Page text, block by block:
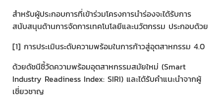
สำหรับผู้ประกอบการที่เข้าร่วมโครงการนำร่องจะได้รับการ
สนับสนุนด้านการจัดการเทคโนโลยีและนวัตกรรม ประกอบด้วย
[1] การประเมินระดับความพร้อมในการก้าวสู่อุตสาหกรรม 4.0
ด้วยดัชนีชี้วัดความพร้อมอุตสาหกรรมสมัยใหม่ (Smart
Industry Readiness Index: SIRI) และได้รับคำแนะนำจากผู้
เชี่ยวชาญ